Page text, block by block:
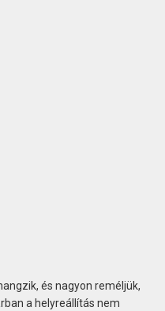
és nagyon reméljük,
a helyreállítás nem